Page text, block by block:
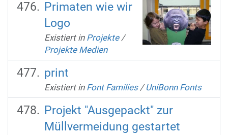
Primaten wie wir
Logo
Existiert in Projekte /
Projekte Medien
print
Existiert in Font Families /UniBonn Fonts
Projekt "Ausgepackt" zur
Müllvermeidung gestartet